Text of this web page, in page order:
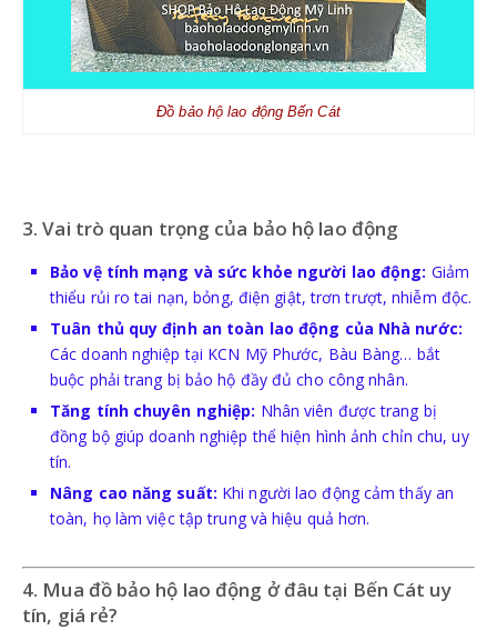
Đồ bảo hộ lao động Bến Cát
3. Vai trò quan trọng của bảo hộ lao động
Bảo vệ tính mạng và sức khỏe người lao động: Giảm
thiểu rủi ro tai nạn, bỏng, điện giật, trơn trượt, nhiễm độc.
Tuân thủ quy định an toàn lao động của Nhà nước:
Các doanh nghiệp tại KCN Mỹ Phước, Bàu Bàng… bắt
buộc phải trang bị bảo hộ đầy đủ cho công nhân.
Tăng tính chuyên nghiệp: Nhân viên được trang bị
đồng bộ giúp doanh nghiệp thể hiện hình ảnh chỉn chu, uy
tín.
Nâng cao năng suất: Khi người lao động cảm thấy an
toàn, họ làm việc tập trung và hiệu quả hơn.
4. Mua đồ bảo hộ lao động ở đâu tại Bến Cát uy
tín, giá rẻ?